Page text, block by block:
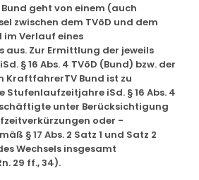
geht von einem (auch
zwischen dem TVöD und dem
Verlauf eines
aus. Zur Ermittlung der jeweils
§ 16 Abs. 4 TVöD (Bund) bzw. der
KraftfahrerTV Bund ist zu
Stufenlaufzeitjahre iSd. § 16 Abs. 4
unter Berücksichtigung
oder -
§ 17 Abs. 2 Satz 1 und Satz 2
Wechsels insgesamt
29 ff., 34).